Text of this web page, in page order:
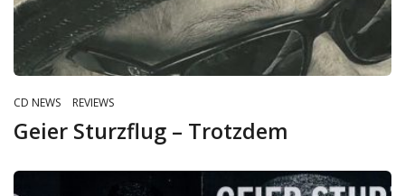
CD NEWS REVIEWS
Geier Sturzflug – Trotzdem